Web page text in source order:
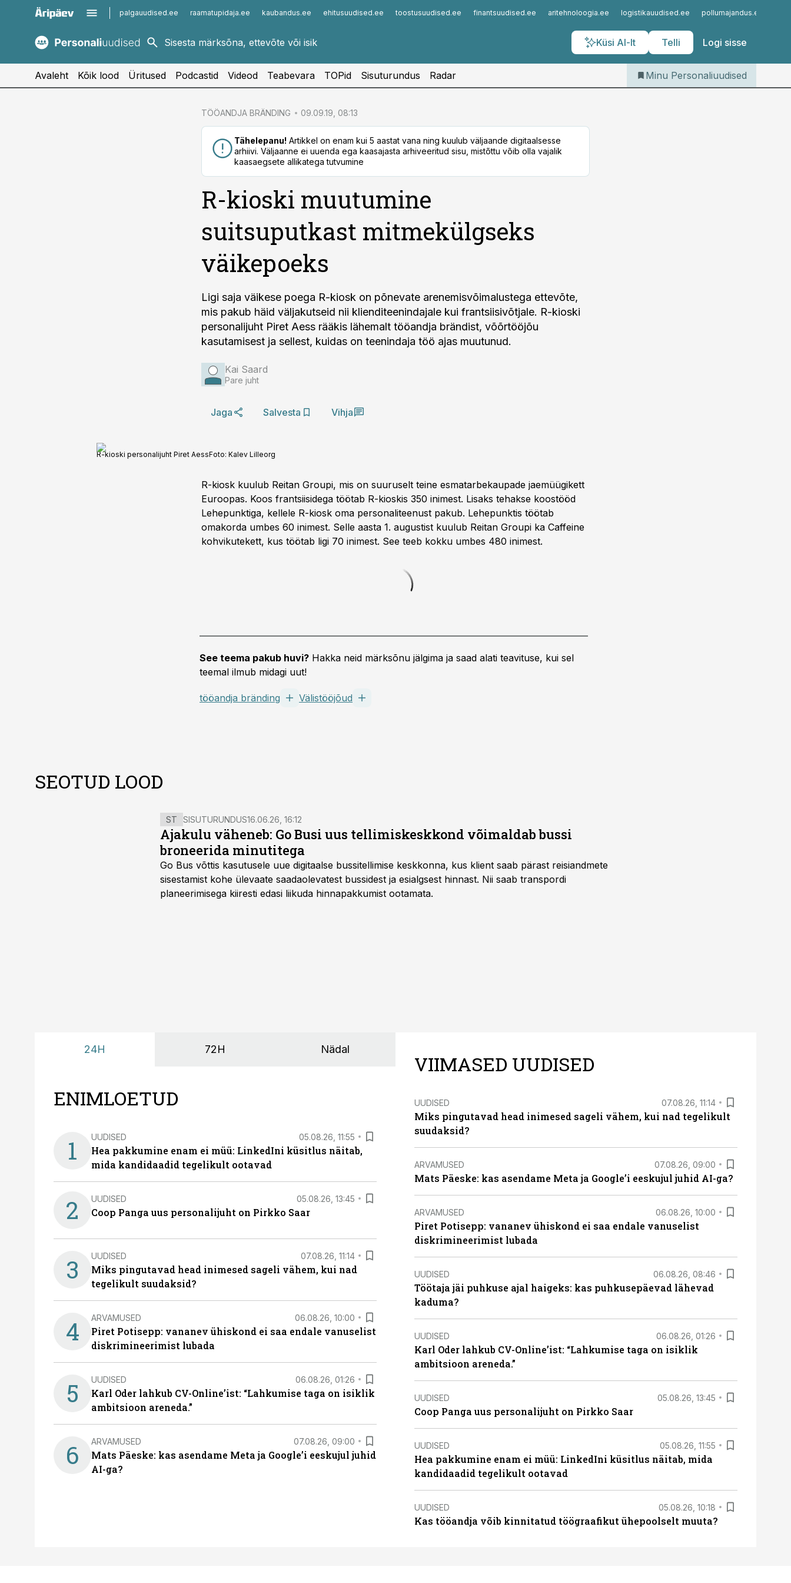
palgauudised.ee raamatupidaja.ee kaubandus.ee ehitusuudised.ee toostusuudised.ee finantsuudised.ee aritehnoloogia.ee logistikauudised.ee pollumajandus.ee
Küsi AI-lt Telli Logi sisse
kaubandus.ee
kinnisvarauudised.ee
imelineajalugu.ee
Infopank
Iseteenindus
Telli Personaliuudised
Avaleht Kõik lood Üritused Podcastid Videod Teabevara TOPid Sisuturundus Radar Minu Personaliuudised
TÖÖANDJA BRÄNDING 09.09.19, 08:13
Tähelepanu! Artikkel on enam kui 5 aastat vana ning kuulub väljaande digitaalsesse
arhiivi. Väljaanne ei uuenda ega kaasajasta arhiveeritud sisu, mistõttu võib olla vajalik
kaasaegsete allikatega tutvumine
R-kioski muutumine
suitsuputkast mitmekülgseks
väikepoeks
Ligi saja väikese poega R-kiosk on põnevate arenemisvõimalustega ettevõte,
mis pakub häid väljakutseid nii klienditeenindajale kui frantsiisivõtjale. R-kioski
personalijuht Piret Aess rääkis lähemalt tööandja brändist, võõrtööjõu
kasutamisest ja sellest, kuidas on teenindaja töö ajas muutunud.
Kai Saard
Pare juht
Jaga Salvesta Vihja
R-kioski personalijuht Piret AessFoto: Kalev Lilleorg
R-kiosk kuulub Reitan Groupi, mis on suuruselt teine esmatarbekaupade jaemüügikett
Euroopas. Koos frantsiisidega töötab R-kioskis 350 inimest. Lisaks tehakse koostööd
Lehepunktiga, kellele R-kiosk oma personaliteenust pakub. Lehepunktis töötab
omakorda umbes 60 inimest. Selle aasta 1. augustist kuulub Reitan Groupi ka Caffeine
kohvikutekett, kus töötab ligi 70 inimest. See teeb kokku umbes 480 inimest.
See teema pakub huvi? Hakka neid märksõnu jälgima ja saad alati teavituse, kui sel
teemal ilmub midagi uut!
tööandja bränding Välistööjõud
SEOTUD LOOD
ST SISUTURUNDUS16.06.26, 16:12
Ajakulu väheneb: Go Busi uus tellimiskeskkond võimaldab bussi
broneerida minutitega
Go Bus võttis kasutusele uue digitaalse bussitellimise keskkonna, kus klient saab pärast reisiandmete
sisestamist kohe ülevaate saadaolevatest bussidest ja esialgsest hinnast. Nii saab transpordi
planeerimisega kiiresti edasi liikuda hinnapakkumist ootamata.
24H 72H Nädal
ENIMLOETUD
1 UUDISED 05.08.26, 11:55
Hea pakkumine enam ei müü: LinkedIni küsitlus näitab,
mida kandidaadid tegelikult ootavad
2 UUDISED 05.08.26, 13:45
Coop Panga uus personalijuht on Pirkko Saar
3 UUDISED 07.08.26, 11:14
Miks pingutavad head inimesed sageli vähem, kui nad
tegelikult suudaksid?
4 ARVAMUSED 06.08.26, 10:00
Piret Potisepp: vananev ühiskond ei saa endale vanuselist
diskrimineerimist lubada
5 UUDISED 06.08.26, 01:26
Karl Oder lahkub CV-Online’ist: “Lahkumise taga on isiklik
ambitsioon areneda.”
6 ARVAMUSED 07.08.26, 09:00
Mats Päeske: kas asendame Meta ja Google’i eeskujul juhid
AI-ga?
VIIMASED UUDISED
UUDISED 07.08.26, 11:14
Miks pingutavad head inimesed sageli vähem, kui nad tegelikult
suudaksid?
ARVAMUSED 07.08.26, 09:00
Mats Päeske: kas asendame Meta ja Google’i eeskujul juhid AI-ga?
ARVAMUSED 06.08.26, 10:00
Piret Potisepp: vananev ühiskond ei saa endale vanuselist
diskrimineerimist lubada
UUDISED 06.08.26, 08:46
Töötaja jäi puhkuse ajal haigeks: kas puhkusepäevad lähevad
kaduma?
UUDISED 06.08.26, 01:26
Karl Oder lahkub CV-Online’ist: “Lahkumise taga on isiklik
ambitsioon areneda.”
UUDISED 05.08.26, 13:45
Coop Panga uus personalijuht on Pirkko Saar
UUDISED 05.08.26, 11:55
Hea pakkumine enam ei müü: LinkedIni küsitlus näitab, mida
kandidaadid tegelikult ootavad
UUDISED 05.08.26, 10:18
Kas tööandja võib kinnitatud töögraafikut ühepoolselt muuta?